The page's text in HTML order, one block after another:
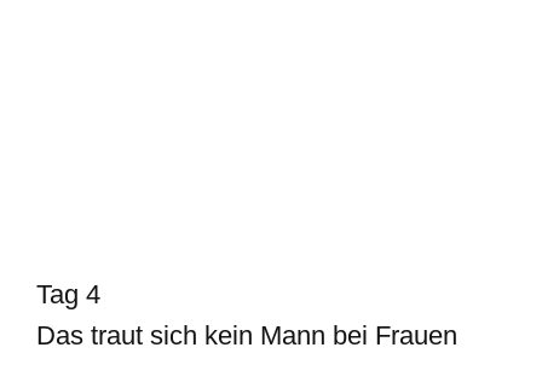
Tag 4
Das traut sich kein Mann bei Frauen